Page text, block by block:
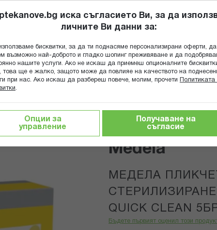
Търсене
ГРИЖА ЗА МАЙКАТА И ДЕТЕТО ХРАНИТЕЛНИ ДОБАВКИ
QUICK CLEAN 5БР 008.0040
Medela
МЕДЕЛА
QUICK CLEAN
Бъдете първият оценил този
иска съгласието Ви, за да
личните Ви данни за:
бисквитки, за да ти поднасяме персонализирани оферти, да
възможно най-доброто и гладко шопинг преживяване и да
нашите услуги. Ако не искаш да приемеш опционалните
това ще е жалко, защото може да повлияе на качеството на
при нас. Ако искаш да разбереш повече, молим, прочети
Политиката
.
Опции за
управление
Получаване на
съгласие